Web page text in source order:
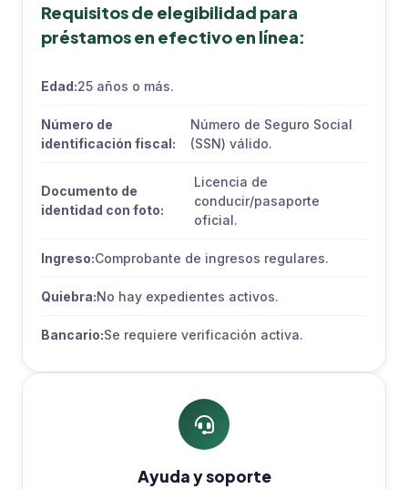
Requisitos de elegibilidad para
préstamos en efectivo en línea:
Edad:25 años o más.
Número de
identificación fiscal:
Número de Seguro Social
(SSN) válido.
Documento de
identidad con foto:
Licencia de
conducir/pasaporte
oficial.
Ingreso:Comprobante de ingresos regulares.
Quiebra:No hay expedientes activos.
Bancario:Se requiere verificación activa.
Ayuda y soporte